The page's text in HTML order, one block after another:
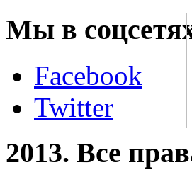
Мы в
Facebook
Twitter
2013. Все